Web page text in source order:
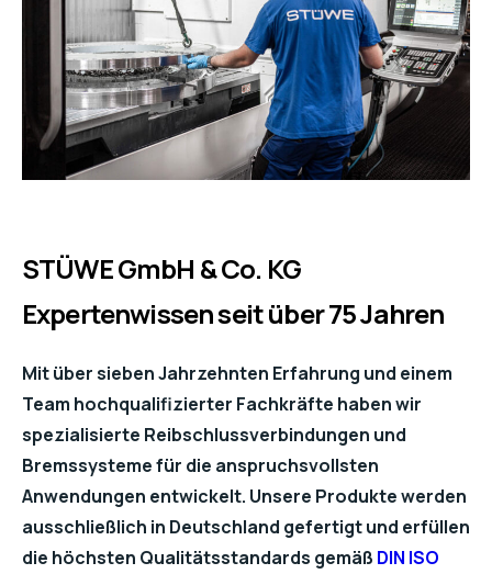
STÜWE GmbH & Co. KG
Expertenwissen seit über 75 Jahren
Mit über sieben Jahrzehnten Erfahrung und einem
Team hochqualifizierter Fachkräfte haben wir
spezialisierte Reibschlussverbindungen und
Bremssystemefür die anspruchsvollsten
Anwendungen entwickelt. Unsere Produkte werden
ausschließlich in Deutschland gefertigt und erfüllen
die höchsten Qualitätsstandards gemäß DIN ISO